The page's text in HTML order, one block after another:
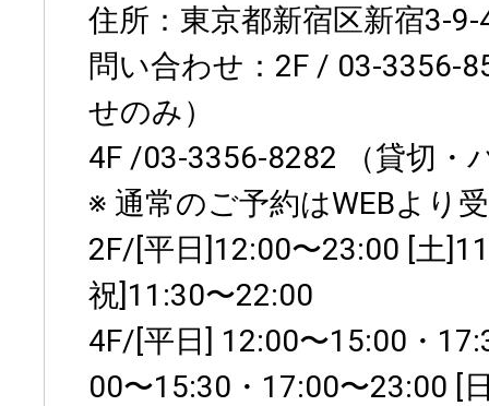
住所：東京都新宿区新宿3-9-
問い合わせ：2F / 03-3356-
せのみ）
4F /03-3356-8282 （貸切・
※ 通常のご予約はWEBより
2F/[平日]12:00〜23:00 [土
祝]11:30〜22:00
4F/[平日] 12:00〜15:00・
00〜15:30・17:00〜23:00 [